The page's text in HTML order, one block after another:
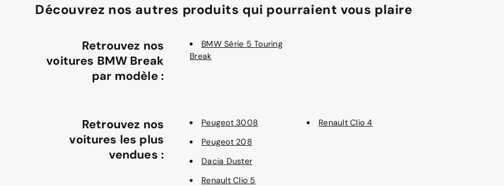
Découvrez nos autres produits qui pourraient vous plaire
Retrouvez nos
voitures BMW Break
par modèle :
BMW Série 5 Touring
Break
Retrouvez nos
voitures les plus
vendues :
Peugeot 3008
Peugeot 208
Dacia Duster
Renault Clio 5
Renault Clio 4